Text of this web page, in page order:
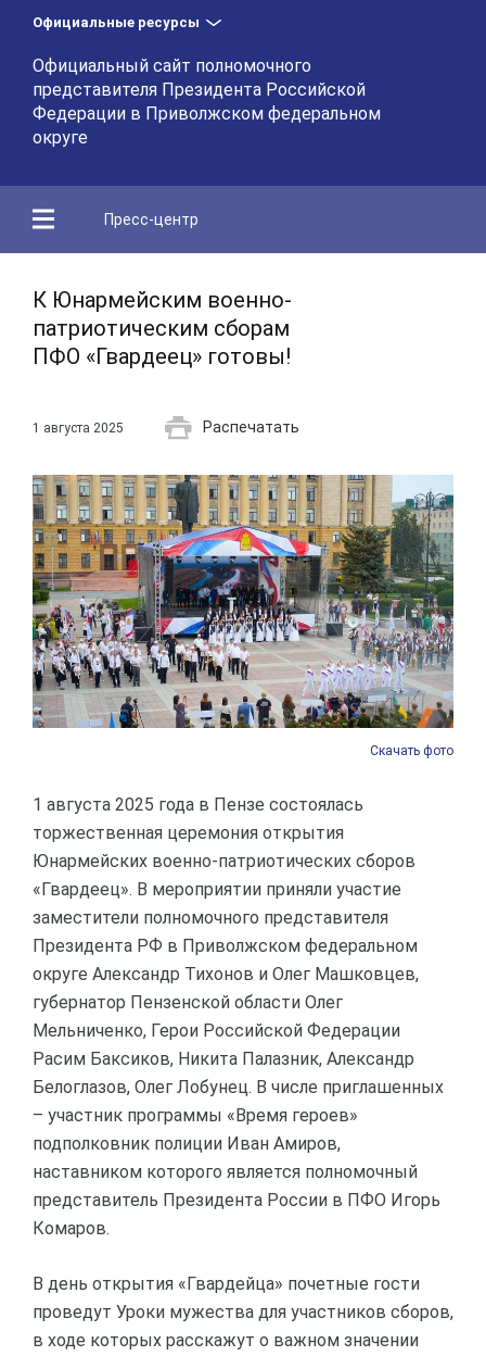
Официальные ресурсы
Официальный сайт полномочного
представителя Президента Российской
Федерации в Приволжском федеральном
округе
Пресс-центр
К Юнармейским военно-
патриотическим сборам
ПФО «Гвардеец» готовы!
1 августа 2025 Распечатать
Скачать фото
1 августа 2025 года в Пензе состоялась
торжественная церемония открытия
Юнармейских военно-патриотических сборов
«Гвардеец». В мероприятии приняли участие
заместители полномочного представителя
Президента РФ в Приволжском федеральном
округе Александр Тихонов и Олег Машковцев,
губернатор Пензенской области Олег
Мельниченко, Герои Российской Федерации
Расим Баксиков, Никита Палазник, Александр
Белоглазов, Олег Лобунец. В числе приглашенных
– участник программы «Время героев»
подполковник полиции Иван Амиров,
наставником которого является полномочный
представитель Президента России в ПФО Игорь
Комаров.
В день открытия «Гвардейца» почетные гости
проведут Уроки мужества для участников сборов,
в ходе которых расскажут о важном значении